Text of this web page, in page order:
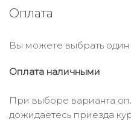
Оплата
Вы можете выбрать один
Оплата наличными
При выборе варианта
дожидаетесь приезда